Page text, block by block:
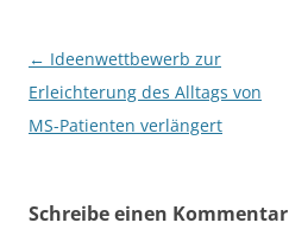
Beitragsnavigation
← Ideenwettbewerb zur
Erleichterung des Alltags von
MS-Patienten verlängert
Schreibe einen Kommentar